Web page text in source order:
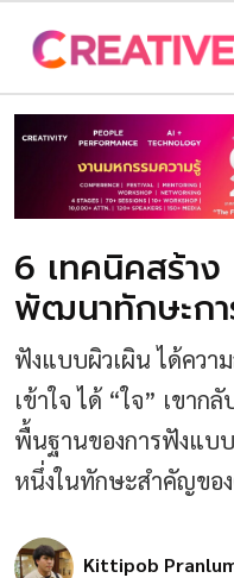
6 เทคนิคสร้า
พัฒนาทักษะก
ฟังแบบผิวเผิน ได้คว
เข้าใจ ได้ “ใจ” เขา
พื้นฐานของการฟังแบ
หนึ่งในทักษะสำคัญขอ
Kittipob